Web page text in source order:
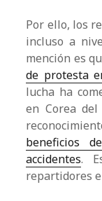
Por ello, los
incluso a
mención es
de protesta
lucha ha
en Corea
beneficios
accidentes.
repartidores